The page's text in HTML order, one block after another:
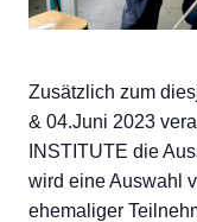
Zusätzlich zum
& 04.Juni 2023
INSTITUTE die
wird eine Auswahl
ehemaliger